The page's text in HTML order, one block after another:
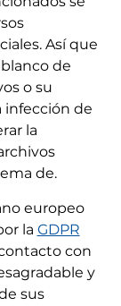
Así que
de
o su
infección de
la
de.
europeo
la GDPR
con
y
sus